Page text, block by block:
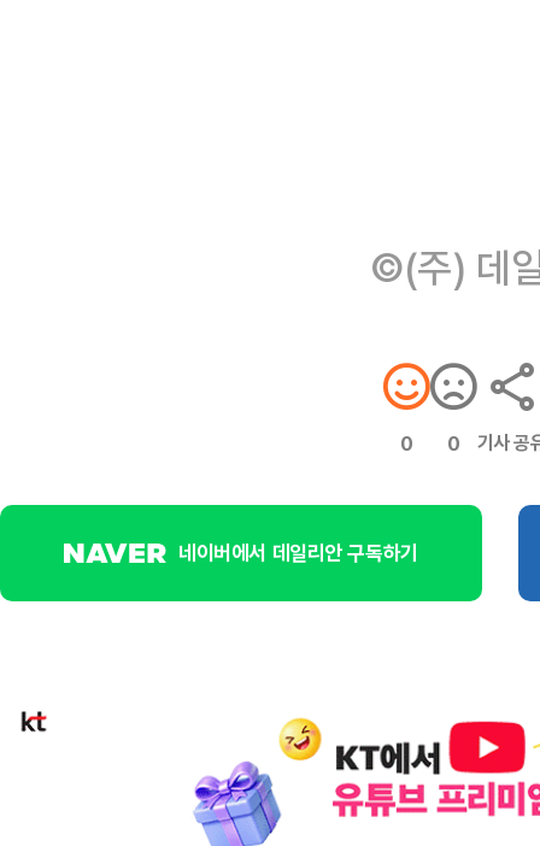
©(주) 데
0 0 기사 공
네이버에서 데일리안 구독하기